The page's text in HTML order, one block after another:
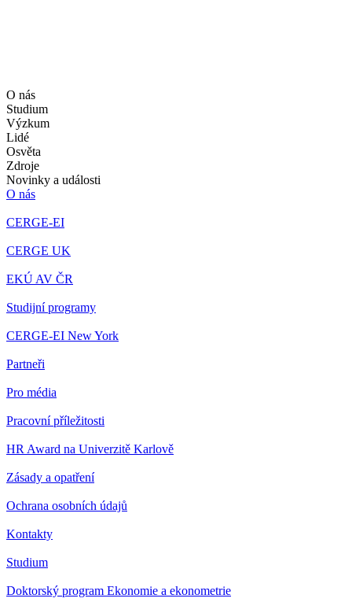
O nás
Studium
Výzkum
Lidé
Osvěta
Zdroje
Novinky a události
O nás
CERGE-EI
CERGE UK
EKÚ AV ČR
Studijní programy
CERGE-EI New York
Partneři
Pro média
Pracovní příležitosti
HR Award na Univerzitě Karlově
Zásady a opatření
Ochrana osobních údajů
Kontakty
Studium
Doktorský program Ekonomie a ekonometrie